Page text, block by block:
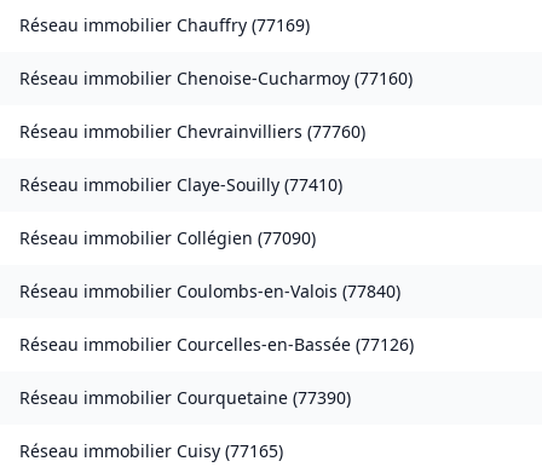
Réseau immobilier Chauffry (77169)
Réseau immobilier Chenoise-Cucharmoy (77160)
Réseau immobilier Chevrainvilliers (77760)
Réseau immobilier Claye-Souilly (77410)
Réseau immobilier Collégien (77090)
Réseau immobilier Coulombs-en-Valois (77840)
Réseau immobilier Courcelles-en-Bassée (77126)
Réseau immobilier Courquetaine (77390)
Réseau immobilier Cuisy (77165)